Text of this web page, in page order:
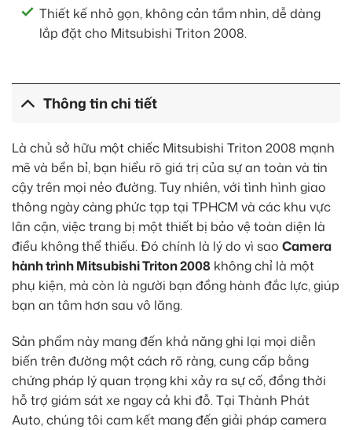
Thiết kế nhỏ gọn, không cản tầm nhìn, dễ dàng
lắp đặt cho Mitsubishi Triton 2008.
Thông tin chi tiết
Là chủ sở hữu một chiếc Mitsubishi Triton 2008 mạnh
mẽ và bền bỉ, bạn hiểu rõ giá trị của sự an toàn và tin
cậy trên mọi nẻo đường. Tuy nhiên, với tình hình giao
thông ngày càng phức tạp tại TPHCM và các khu vực
lân cận, việc trang bị một thiết bị bảo vệ toàn diện là
điều không thể thiếu. Đó chính là lý do vì sao Camera
hành trình Mitsubishi Triton 2008 không chỉ là một
phụ kiện, mà còn là người bạn đồng hành đắc lực, giúp
bạn an tâm hơn sau vô lăng.
Sản phẩm này mang đến khả năng ghi lại mọi diễn
biến trên đường một cách rõ ràng, cung cấp bằng
chứng pháp lý quan trọng khi xảy ra sự cố, đồng thời
hỗ trợ giám sát xe ngay cả khi đỗ. Tại Thành Phát
Auto, chúng tôi cam kết mang đến giải pháp camera